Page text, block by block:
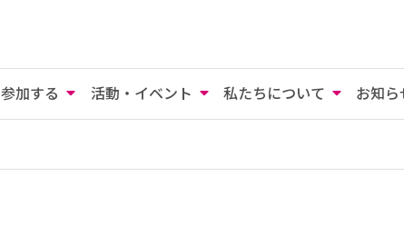
参加する 活動・イベント 私たちについて お知ら